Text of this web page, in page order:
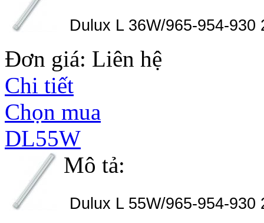
Dulux L 36W/965-954-930
Đơn giá: Liên hệ
Chi tiết
Chọn mua
DL55W
Mô tả:
Dulux L 55W/965-954-930